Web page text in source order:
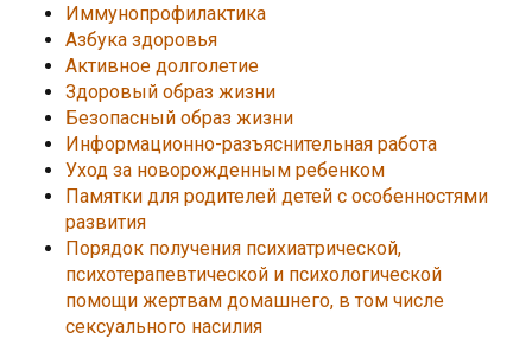
Иммунопрофилактика
Азбука здоровья
Активное долголетие
Здоровый образ жизни
Безопасный образ жизни
Информационно-разъяснительная работа
Уход за новорожденным ребенком
Памятки для родителей детей с особенностями
развития
Порядок получения психиатрической,
психотерапевтической и психологической
помощи жертвам домашнего, в том числе
сексуального насилия